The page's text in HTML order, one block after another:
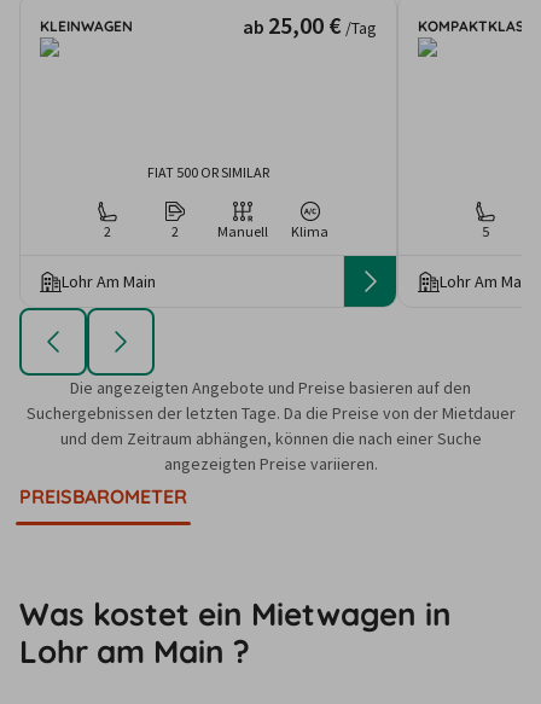
KLEINWAGEN ab 25,00 € /Tag
FIAT 500 OR SIMILAR
2 2 Manuell Klima
Lohr Am Main
KOMPAKTKLASSE
5
Lohr Am Main
Die angezeigten Angebote und Preise basieren auf den
Suchergebnissen der letzten Tage. Da die Preise von der Mietdauer
und dem Zeitraum abhängen, können die nach einer Suche
angezeigten Preise variieren.
PREISBAROMETER
Was kostet ein Mietwagen in
Lohr am Main ?